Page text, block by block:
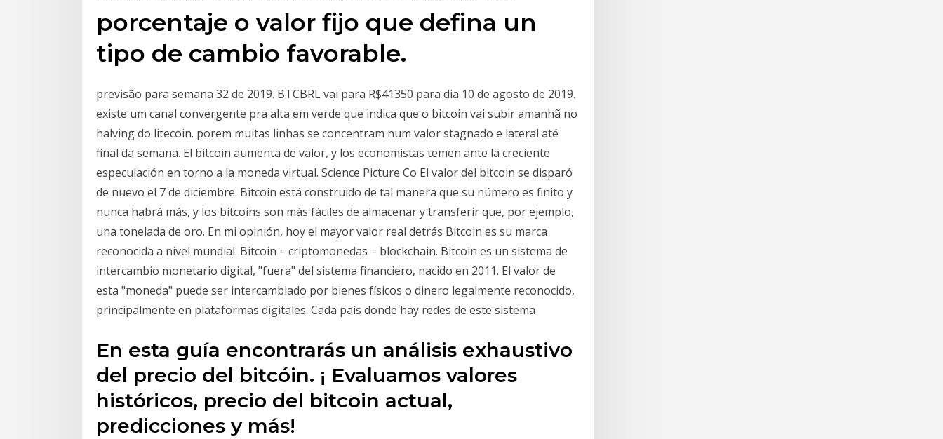
porcentaje o valor fijo que defina un
tipo de cambio favorable.
previsão para semana 32 de 2019. BTCBRL vai para R$41350 para dia 10 de agosto de 2019.
existe um canal convergente pra alta em verde que indica que o bitcoin vai subir amanhã no
halving do litecoin. porem muitas linhas se concentram num valor stagnado e lateral até
final da semana. El bitcoin aumenta de valor, y los economistas temen ante la creciente
especulación en torno a la moneda virtual. Science Picture Co El valor del bitcoin se disparó
de nuevo el 7 de diciembre. Bitcoin está construido de tal manera que su número es finito y
nunca habrá más, y los bitcoins son más fáciles de almacenar y transferir que, por ejemplo,
una tonelada de oro. En mi opinión, hoy el mayor valor real detrás Bitcoin es su marca
reconocida a nivel mundial. Bitcoin = criptomonedas = blockchain. Bitcoin es un sistema de
intercambio monetario digital, "fuera" del sistema financiero, nacido en 2011. El valor de
esta "moneda" puede ser intercambiado por bienes físicos o dinero legalmente reconocido,
principalmente en plataformas digitales. Cada país donde hay redes de este sistema
En esta guía encontrarás un análisis exhaustivo
del precio del bitcóin. ¡ Evaluamos valores
históricos, precio del bitcoin actual,
predicciones y más!